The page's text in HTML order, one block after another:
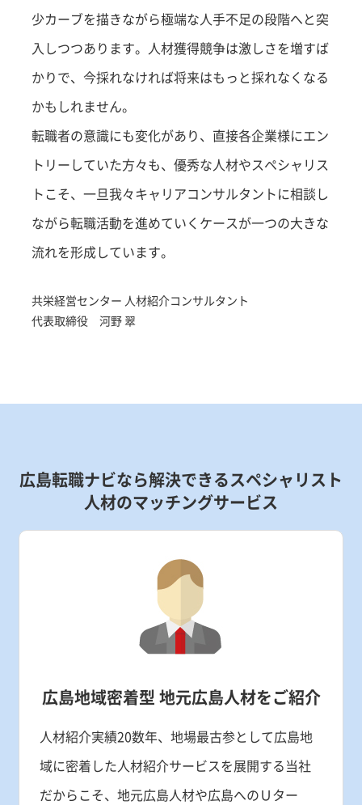
少カーブを描きながら極端な人手不足の段階へと突
入しつつあります。人材獲得競争は激しさを増すば
かりで、今採れなければ将来はもっと採れなくなる
かもしれません。
転職者の意識にも変化があり、直接各企業様にエン
トリーしていた方々も、優秀な人材やスペシャリス
トこそ、一旦我々キャリアコンサルタントに相談し
ながら転職活動を進めていくケースが一つの大きな
流れを形成しています。
共栄経営センター 人材紹介コンサルタント
代表取締役 河野 翠
広島転職ナビなら解決できるスペシャリスト
人材のマッチングサービス
広島地域密着型 地元広島人材をご紹介
人材紹介実績20数年、地場最古参として広島地
域に密着した人材紹介サービスを展開する当社
だからこそ、地元広島人材や広島へのＵター